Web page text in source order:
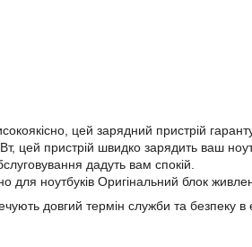
цей зарядний пристрій
цей пристрій швидко зарядить ваш
дадуть вам спокій.
для ноутбуків Оригінальний блок
довгий термін служби та безпеку в